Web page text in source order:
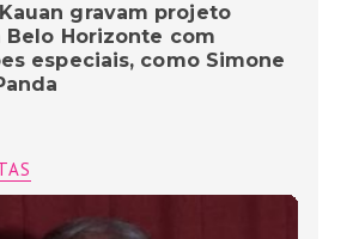
gravam projeto
Belo Horizonte com
especiais, como Simone